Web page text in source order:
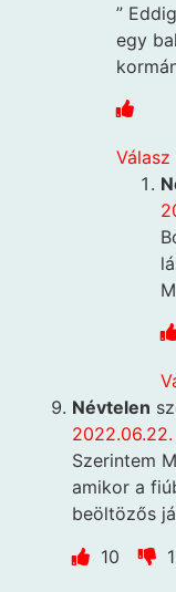
”
egy
Válasz
Névtelen
Szerintem
amikor a
beöltözős
10
1